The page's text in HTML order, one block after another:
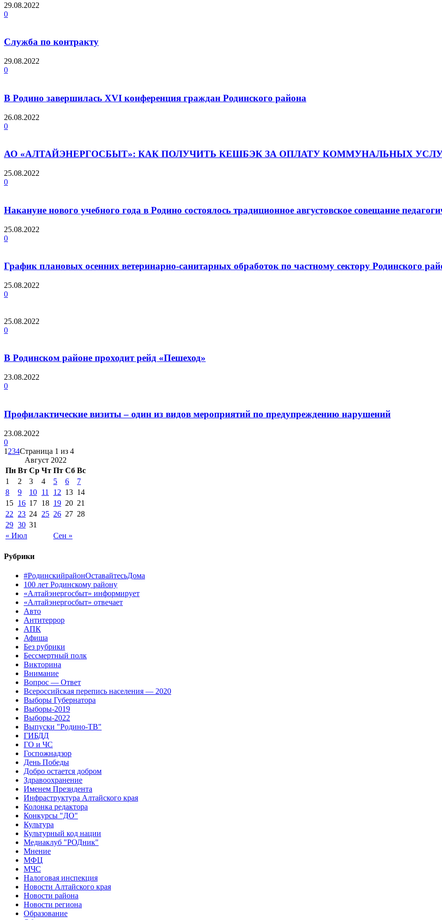
29.08.2022
0
Служба по контракту
29.08.2022
0
В Родино завершилась XVI конференция граждан Родинского района
26.08.2022
0
АО «АЛТАЙЭНЕРГОСБЫТ»: КАК ПОЛУЧИТЬ КЕШБЭК ЗА ОПЛАТУ КОММУНАЛЬНЫХ
25.08.2022
0
Накануне нового учебного года в Родино состоялось традиционное августовское совещание
25.08.2022
0
График плановых осенних ветеринарно-санитарных обработок по частному сектору Родинского
25.08.2022
0
25.08.2022
0
В Родинском районе проходит рейд «Пешеход»
23.08.2022
0
Профилактические визиты – один из видов мероприятий по предупреждению нарушений
23.08.2022
0
1 234Страница 1 из 4
Август 2022
Пн Вт Ср Чт Пт Сб Вс
« Июл Сен »
1 2 3 4 5 6
7
8
9 10 11 12 13 14
15 16 17 18 19 20 21
22
23 24 25 26 27 28
29 30 31
Рубрики
#РодинскийрайонОставайтесьДома
100 лет Родинскому району
«Алтайэнергосбыт» информирует
«Алтайэнергосбыт» отвечает
Авто
Антитеррор
АПК
Афиша
Без рубрики
Бессмертный полк
Викторина
Внимание
Вопрос — Ответ
Всероссийская перепись населения — 2020
Выборы Губернатора
Выборы-2019
Выборы-2022
Выпуски "Родино-ТВ"
ГИБДД
ГО и ЧС
Госпожнадзор
День Победы
Добро остается добром
Здравоохранение
Именем Президента
Инфраструктура Алтайского края
Колонка редактора
Конкурсы "ДО"
Культура
Культурный код нации
Медиаклуб "РОДник"
Мнение
МФЦ
МЧС
Налоговая инспекция
Новости Алтайского края
Новости района
Новости региона
Образование